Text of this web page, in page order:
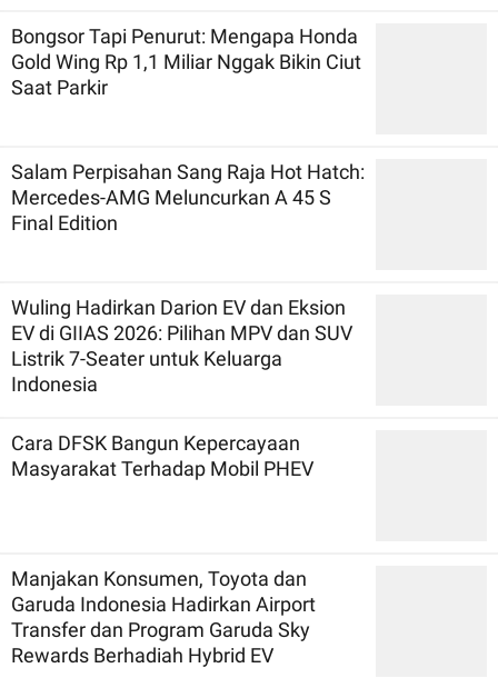
Bongsor Tapi Penurut: Mengapa Honda
Gold Wing Rp 1,1 Miliar Nggak Bikin Ciut
Saat Parkir
Salam Perpisahan Sang Raja Hot Hatch:
Mercedes-AMG Meluncurkan A 45 S
Final Edition
Wuling Hadirkan Darion EV dan Eksion
EV di GIIAS 2026: Pilihan MPV dan SUV
Listrik 7-Seater untuk Keluarga
Indonesia
Cara DFSK Bangun Kepercayaan
Masyarakat Terhadap Mobil PHEV
Manjakan Konsumen, Toyota dan
Garuda Indonesia Hadirkan Airport
Transfer dan Program Garuda Sky
Rewards Berhadiah Hybrid EV